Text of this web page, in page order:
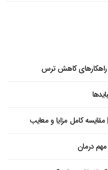
| راهکارهای کاهش ترس
کامل مزایا و معایب
درمان